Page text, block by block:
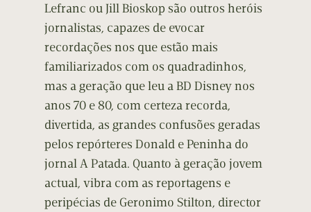
Lefranc ou Jill Bioskop são outros heróis
jornalistas, capazes de evocar
recordações nos que estão mais
familiarizados com os quadradinhos,
mas a geração que leu a BD Disney nos
anos 70 e 80, com certeza recorda,
divertida, as grandes confusões geradas
pelos repórteres Donald e Peninha do
jornal A Patada. Quanto à geração jovem
actual, vibra com as reportagens e
peripécias de Geronimo Stilton, director